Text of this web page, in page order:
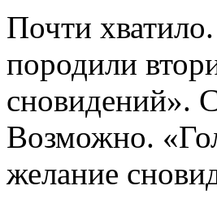
Почти
породили
сновидений».
Возможно.
желание